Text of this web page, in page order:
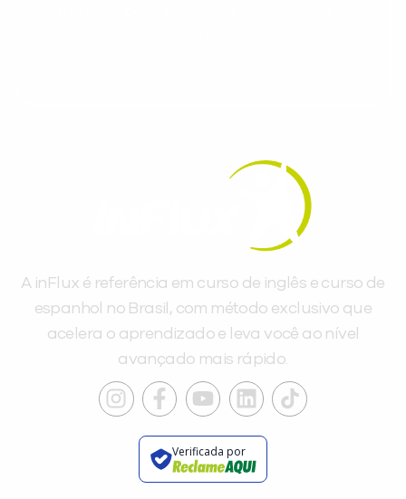
A inFlux é referência em curso de inglês e curso de
espanhol no Brasil, com método exclusivo que
acelera o aprendizado e leva você ao nível
avançado mais rápido.
Verificada por